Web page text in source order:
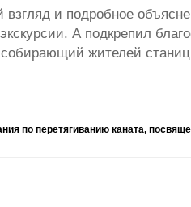
взгляд и подробное
А подкрепил
собирающий жителей
по перетягиванию каната,